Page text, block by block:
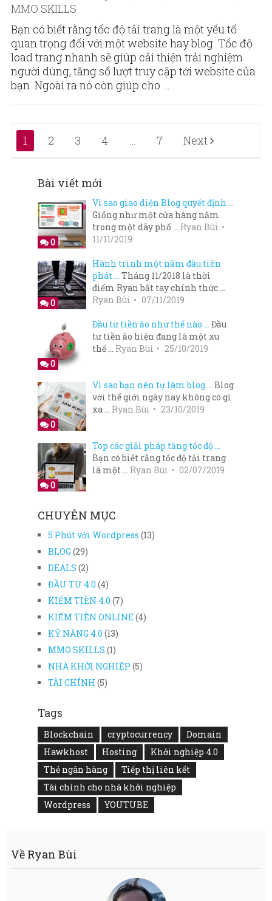
MMO SKILLS
Bạn có biết rằng tốc độ tải trang là một yếu tố
quan trọng đối với một website hay blog. Tốc độ
load trang nhanh sẽ giúp cải thiện trải nghiệm
người dùng, tăng số lượt truy cập tới website của
bạn. Ngoài ra nó còn giúp cho …
Posts
1 2 3 4 7 Next
Bài viết mới
0
Vì sao giao diện Blog quyết định …
Giống như một cửa hàng nằm
trong một dãy phố … Ryan Bùi
11/11/2019
0
Hành trình một năm đầu tiên
phát … Tháng 11/2018 là thời
điểm Ryan bắt tay chính thức …
Ryan Bùi
07/11/2019
0
Đầu tư tiền ảo như thế nào … Đầu
tư tiền ảo hiện đang là một xu
thế … Ryan Bùi 25/10/2019
0
Vì sao bạn nên tự làm blog … Blog
với thế giới ngày nay không có gì
xa … Ryan Bùi 23/10/2019
0
Top các giải pháp tăng tốc độ …
Bạn có biết rằng tốc độ tải trang
là một … Ryan Bùi 02/07/2019
CHUYÊN MỤC
5 Phút với Wordpress (13)
BLOG (29)
DEALS (2)
ĐẦU TƯ 4.0 (4)
KIẾM TIỀN 4.0 (7)
KIẾM TIỀN ONLINE(4)
KỸ NĂNG 4.0 (13)
MMO SKILLS (1)
NHÀ KHỞI NGHIỆP (5)
TÀI CHÍNH (5)
Tags
Blockchain cryptocurrency
Domain
Hawkhost
Hosting
Khởi nghiệp 4.0
Thẻ ngân hàng
Tiếp thị liên kết
Tài chính cho nhà khởi nghiệp
Wordpress
YOUTUBE
Về Ryan Bùi